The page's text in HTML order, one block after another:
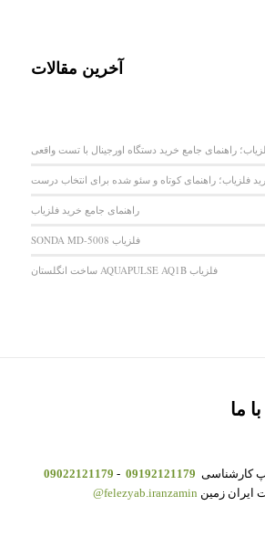
آخرین مقالات
راهنمای جامع خرید دستگاه اورجینال با تست واقعی
فلزیاب؛ راهنمای کوتاه و سئو شده برای انتخاب درست
راهنمای جامع خرید فلزیاب
فلزیاب SONDA MD-5008
فلزیاب AQUAPULSE AQ1B ساخت انگلستان
ما
کارشناسی 09192121179
-
09022121179
ایران زمین felezyab.iranzamin@